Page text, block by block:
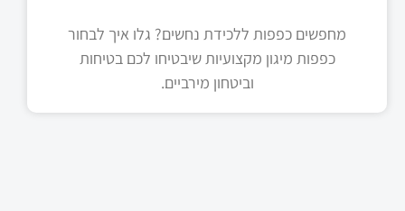
מחפשים כפפות ללכידת נחשים? גלו איך לבחור
כפפות מיגון מקצועיות שיבטיחו לכם בטיחות
וביטחון מירביים.